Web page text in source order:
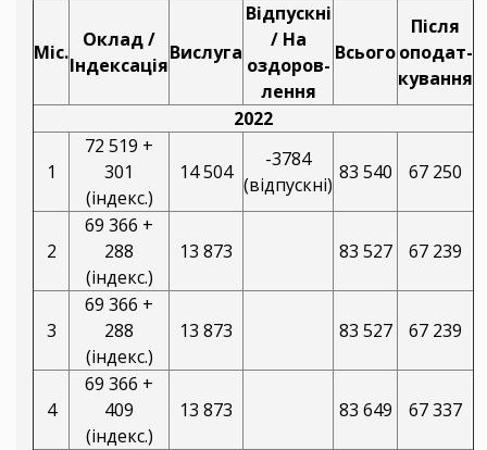
Міс.
Оклад /
Індексація
Вислуга
Відпускні
/ На
оздоров-
лення
Всього
Після
оподат-
кування
2022
1
72 519 +
301
(індекс.)
14 504
-3784
(відпускні)
83 540 67 250
2
69 366 +
288
(індекс.)
13 873 83 527 67 239
3
69 366 +
288
(індекс.)
13 873 83 527 67 239
4
69 366 +
409
(індекс.)
13 873 83 649 67 337